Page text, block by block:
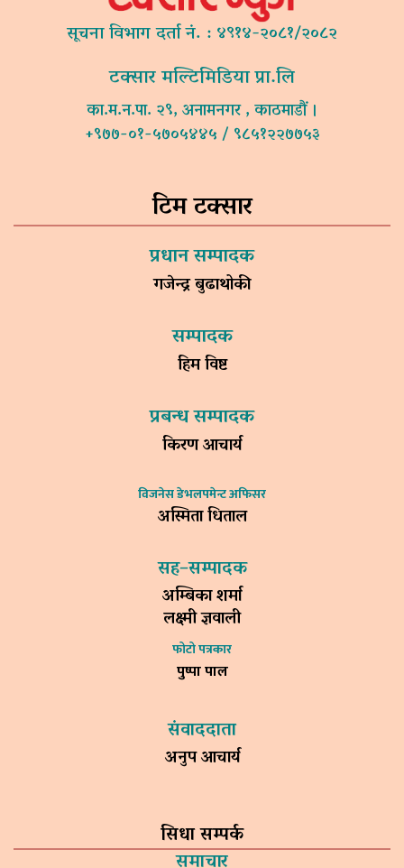
सूचना विभाग दर्ता नं. : ४९१४-२०८१/२०८२
टक्सार मल्टिमिडिया प्रा.लि
का.म.न.पा. २९, अनामनगर , काठमाडौं ।
+९७७-०१-५७०५४४५ / ९८५१२२७७५३
टिम टक्सार
प्रधान सम्पादक
गजेन्द्र बुढाथोकी
सम्पादक
हिम विष्ट
प्रबन्ध सम्पादक
किरण आचार्य
विजनेस डेभलपमेन्ट अफिसर
अस्मिता धिताल
सह–सम्पादक
अम्बिका शर्मा
लक्ष्मी ज्ञवाली
फोटो पत्रकार
पुष्पा पाल
संवाददाता
अनुप आचार्य
सिधा सम्पर्क